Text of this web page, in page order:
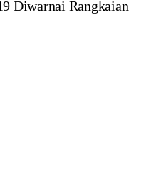
Diwarnai Rangkaian